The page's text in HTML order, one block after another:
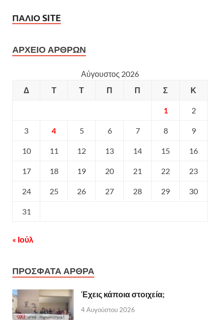
ΠΑΛΙΟ SITE
ΑΡΧΕΙΟ ΑΡΘΡΩΝ
Αύγουστος 2026
Δ
Τ Τ Π Π Σ Κ
1 2
3 4 5 6 7 8 9
10 11 12 13 14 15 16
17 18 19 20 21 22 23
24 25 26 27 28 29 30
31
« Ιούλ
ΠΡΟΣΦΑΤΑ ΑΡΘΡΑ
Έχεις κάποια στοιχεία;
4 Αυγούστου 2026